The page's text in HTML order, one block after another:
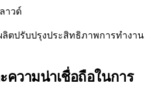
าวด์
ตปรับปรุงประสิทธิภาพการทำงาน
ความน่าเชื่อถือในการ